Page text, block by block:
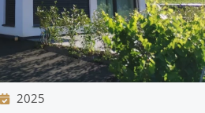
2025